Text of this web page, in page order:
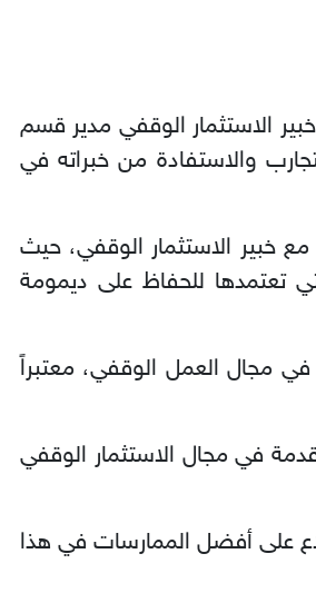
الاستثمار الوقفي مدير قسم
والاستفادة من خبراته في
خبير الاستثمار الوقفي، حيث
تعتمدها للحفاظ على ديمومة
في مجال العمل الوقفي، معتبراً
في مجال الاستثمار الوقفي
على أفضل الممارسات في هذا